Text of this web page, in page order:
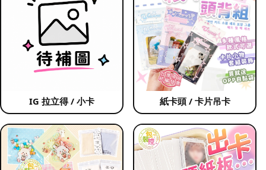
IG 拉立得 / 小卡 紙卡頭 / 卡片吊卡